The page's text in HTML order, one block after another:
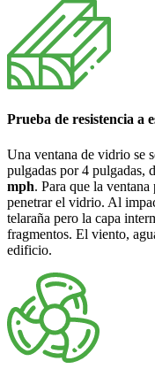
Prueba de resistencia a
Una ventana de vidrio se
pulgadas por 4 pulgadas,
mph. Para que la
penetrar el vidrio. Al
telaraña pero la capa
fragmentos. El viento,
edificio.